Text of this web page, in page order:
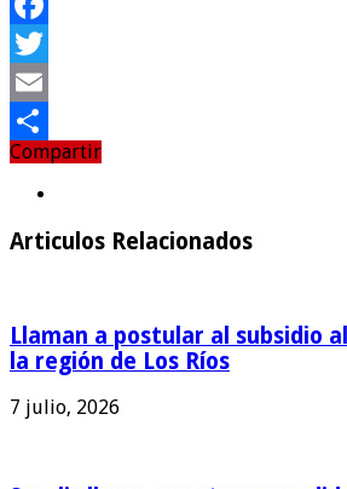
Facebook
Twitter
Email
Compartir
Compartir
Articulos Relacionados
Llaman a postular al subsidio
la región de Los Ríos
7 julio, 2026